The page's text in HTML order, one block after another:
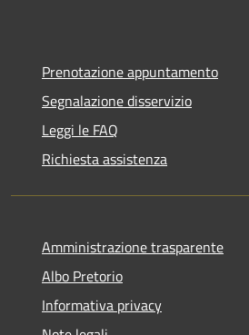
Prenotazione appuntamento
Segnalazione disservizio
Leggi le FAQ
Richiesta assistenza
Amministrazione trasparente
Albo Pretorio
Informativa privacy